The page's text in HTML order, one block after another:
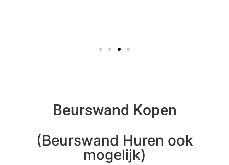
Beurswand Kopen
(Beurswand Huren ook
mogelijk)